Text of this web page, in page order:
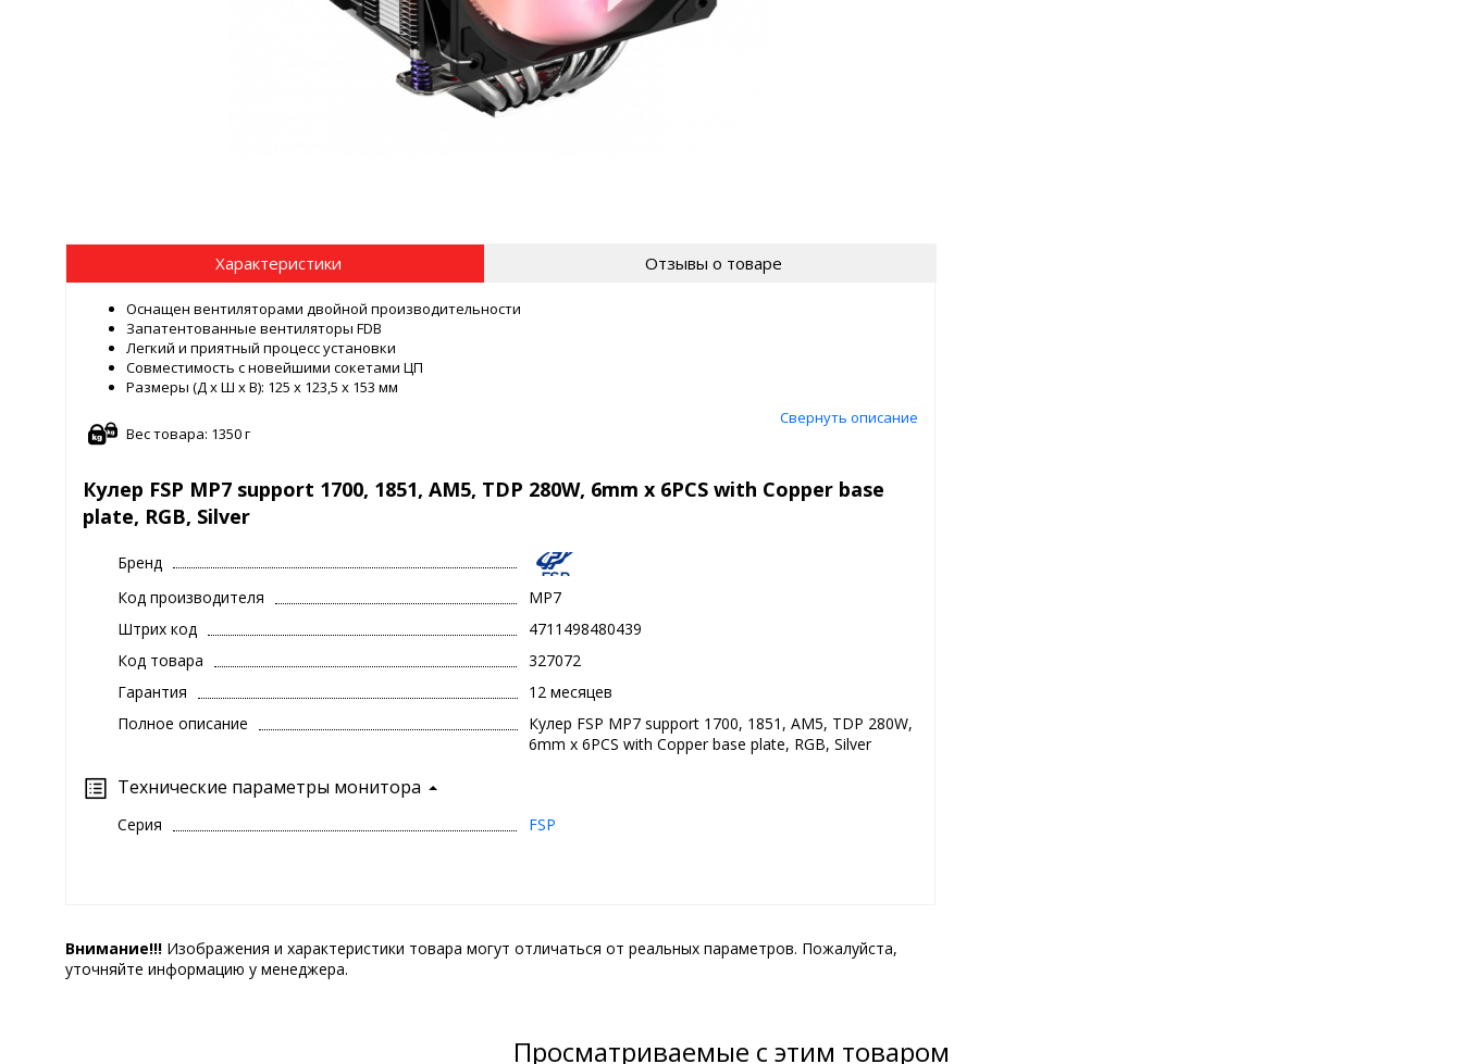
Характеристики Отзывы о товаре
Оснащен вентиляторами двойной производительности
Запатентованные вентиляторы FDB
Легкий и приятный процесс установки
Совместимость с новейшими сокетами ЦП
Размеры (Д x Ш x В): 125 x 123,5 x 153 мм
Свернуть описание
Вес товара: 1350 г
Кулер FSP MP7 support 1700, 1851, AM5, TDP 280W, 6mm x 6PCS with Copper base
plate, RGB, Silver
Бренд
Код производителя
MP7
Штрих код
4711498480439
Код товара
327072
Гарантия
12 месяцев
Полное описание
Кулер FSP MP7 support 1700, 1851, AM5, TDP 280W,
6mm x 6PCS with Copper base plate, RGB, Silver
Технические параметры монитора
Серия FSP
Внимание!!! Изображения и характеристики товара могут отличаться от реальных параметров. Пожалуйста,
уточняйте информацию у менеджера.
Просматриваемые с этим товаром